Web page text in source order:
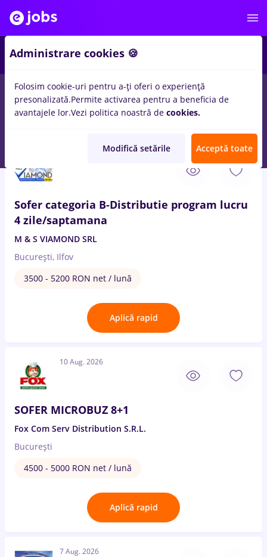
Salarii Remote (de acasă) București Cluj-
Sofer categoria B-Distributie program lucru
4 zile/saptamana
M & S VIAMOND SRL
București, Ilfov
3500 - 5200 RON net / lună
Aplică rapid
10 Aug. 2026
SOFER MICROBUZ 8+1
Fox Com Serv Distribution S.R.L.
București
4500 - 5000 RON net / lună
Aplică rapid
7 Aug. 2026
Administrare cookies 🍪
Folosim cookie-uri pentru a-ți oferi o experiență
presonalizată.Permite activarea pentru a beneficia de
avantajele lor.Vezi politica noastră de cookies.
Modifică setările Acceptă toate